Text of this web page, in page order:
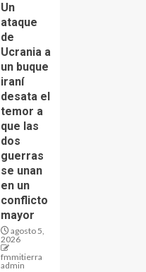
Un
ataque
de
Ucrania a
un buque
iraní
desata el
temor a
que las
dos
guerras
se unan
en un
conflicto
mayor
agosto 5,
2026
fmmitierra
admin